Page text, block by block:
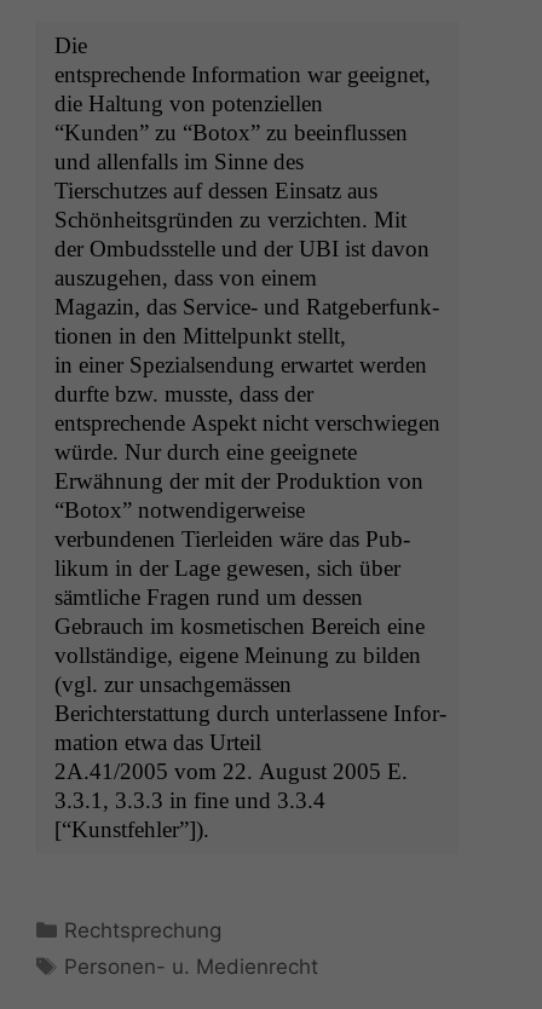
Die
entsprechende Infor­ma­tion war geeignet,
die Hal­tung von potenziellen
“Kun­den” zu “Botox” zu bee­in­flussen
und allen­falls im Sinne des
Tier­schutzes auf dessen Ein­satz aus
Schön­heits­grün­den zu verzicht­en. Mit
der Ombudsstelle und der UBI ist davon
auszuge­hen, dass von einem
Mag­a­zin, das Ser­vice- und Rat­ge­ber­funk­
tio­nen in den Mit­telpunkt stellt,
in ein­er Spezialsendung erwartet wer­den
durfte bzw. musste, dass der
entsprechende Aspekt nicht ver­schwiegen
würde. Nur durch eine geeignete
Erwäh­nung der mit der Pro­duk­tion von
“Botox” notwendigerweise
ver­bun­de­nen Tier­lei­den wäre das Pub­
likum in der Lage gewe­sen, sich über
sämtliche Fra­gen rund um dessen
Gebrauch im kos­metis­chen Bere­ich eine
voll­ständi­ge, eigene Mei­n­ung zu bilden
(vgl. zur unsachgemässen
Berichter­stat­tung durch unter­lassene Infor­
ma­tion etwa das Urteil
2A.41/2005 vom 22. August 2005 E.
3.3.1, 3.3.3 in fine und 3.3.4
[“Kun­st­fehler”]).
Kategorien
Rechtsprechung
Schlagwörter
Personen- u. Medienrecht